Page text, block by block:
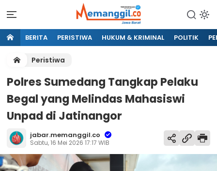
BERITA PERISTIWA HUKUM & KRIMINAL POLITIK
Peristiwa
Polres Sumedang Tangkap Pelaku
Begal yang Melindas Mahasiswi
Unpad di Jatinangor
jabar.memanggil.co
Sabtu, 16 Mei 2026 17:17 WIB